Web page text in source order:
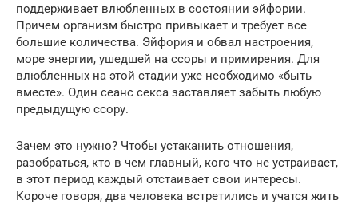
поддерживает влюбленных в состоянии эйфории.
Причем организм быстро привыкает и требует все
большие количества. Эйфория и обвал настроения,
море энергии, ушедшей на ссоры и примирения. Для
влюбленных на этой стадии уже необходимо «быть
вместе». Один сеанс секса заставляет забыть любую
предыдущую ссору.
Зачем это нужно? Чтобы устаканить отношения,
разобраться, кто в чем главный, кого что не устраивает,
в этот период каждый отстаивает свои интересы.
Короче говоря, два человека встретились и учатся жить